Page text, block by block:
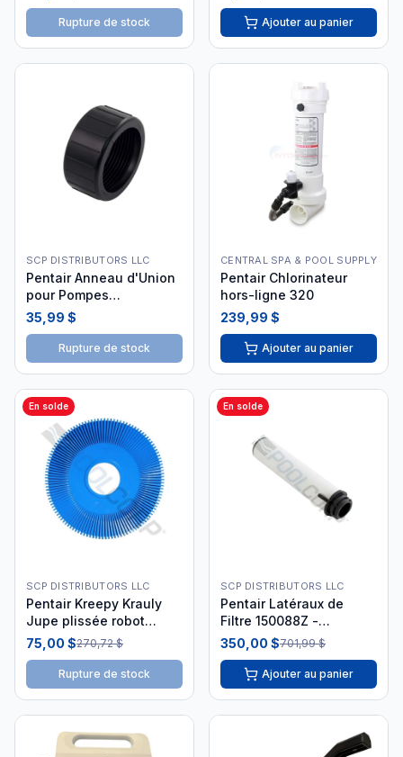
Rupture de stock Ajouter au panier
SCP DISTRIBUTORS LLC
Pentair Anneau d'Union
pour Pompes
SuperFlo/SuperMax
35,99 $
Rupture de stock
CENTRAL SPA & POOL SUPPLY
Pentair Chlorinateur
hors-ligne 320
239,99 $
Ajouter au panier
En solde
SCP DISTRIBUTORS LLC
Pentair Kreepy Krauly
Jupe plissée robot
K12896
75,00 $270,72 $
Rupture de stock
En solde
SCP DISTRIBUTORS LLC
Pentair Latéraux de
Filtre 150088Z -
Ensemble de 6
350,00 $701,99 $
Ajouter au panier